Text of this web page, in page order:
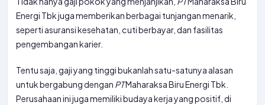
Energi Tbk juga memberikan berbagai tunjangan menarik,
seperti asuransi kesehatan, cuti berbayar, dan fasilitas
pengembangan karier.
Tentu saja, gaji yang tinggi bukanlah satu-satunya alasan
untuk bergabung dengan PTMaharaksa Biru Energi Tbk.
Perusahaan ini juga memiliki budaya kerja yang positif, di